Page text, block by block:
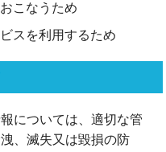
こなうため
スを利用するため
については、適切な管
、滅失又は毀損の防